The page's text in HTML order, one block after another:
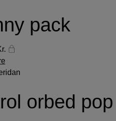
pack
orbed